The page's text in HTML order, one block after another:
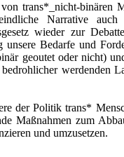
trans*_nicht-binären
Narrative
wieder zur
Bedarfe und
geoutet oder nicht)
werdenden
der Politik trans*
Maßnahmen zum
und umzusetzen.